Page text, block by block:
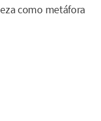
como metáfora